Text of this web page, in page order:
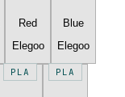
Red
Elegoo
Blue
Elegoo
PLA PLA